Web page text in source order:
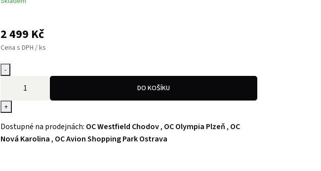
2 499 Kč
Cena s DPH / ks
-
+
DO KOŠÍKU
Dostupné na prodejnách: OC Westfield Chodov, OC Olympia Plzeň , OC
Nová Karolina , OC Avion Shopping Park Ostrava